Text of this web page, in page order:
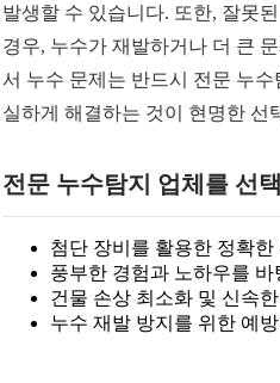
발생할 수 있습니다. 또한, 잘못
경우, 누수가 재발하거나 더 큰
서 누수 문제는 반드시 전문 누
실하게 해결하는 것이 현명한 선
전문 누수탐지 업체를 선
첨단 장비를 활용한 정확한
풍부한 경험과 노하우를
건물 손상 최소화 및 신속
누수 재발 방지를 위한 예방